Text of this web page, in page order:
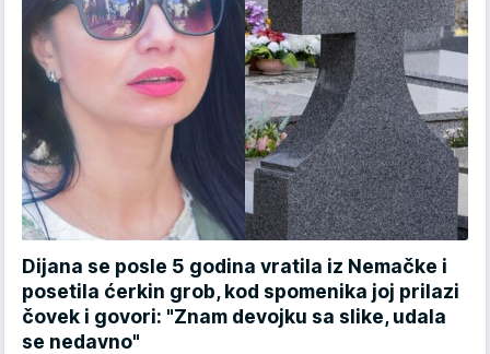
Dijana se posle 5 godina vratila iz Nemačke i
posetila ćerkin grob, kod spomenika joj prilazi
čovek i govori: "Znam devojku sa slike, udala
se nedavno"